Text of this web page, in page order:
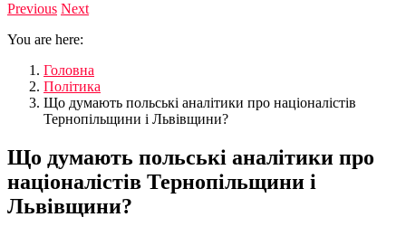
Previous Next
You are here:
Головна
Політика
Що думають польські аналітики про націоналістів
Тернопільщини і Львівщини?
Що думають польські аналітики про
націоналістів Тернопільщини і
Львівщини?